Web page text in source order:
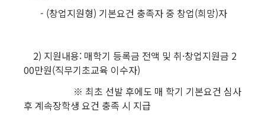
- (창업지원형) 기본요건 충족자 중 창업(희망)자
2) 지원내용: 매학기 등록금 전액 및 취·창업지원금 2
00만원(직무기초교육 이수자)
※ 최초 선발 후에도 매 학기 기본요건 심사
후 계속장학생 요건 충족 시 지급